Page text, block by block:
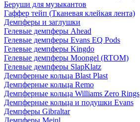
Беруши для музыкантов
Гаффер тейп (Тканевая клейкая лента)
Демпферы и заглушки
Гелевые демпферы Ahead
Гелевые демпферы Evans EQ Pods
Гелевые демпферы Kingdo
Гелевые демпферы Moongel (RTOM)
Гелевые демпферы SlapKlatz
Демпферные кольца Blast Plast
Демпферные кольца Remo
Демпферные кольца Williams Zero Rings
Демпферные кольца и подушки Evans
Демпферы Gibraltar
Демпферы Meinl